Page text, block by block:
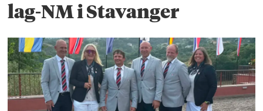
lag-NM i Stavanger